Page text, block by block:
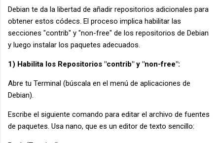
Debian te da la libertad de añadir repositorios adicionales para
obtener estos códecs. El proceso implica habilitar las
secciones "contrib" y "non-free" de los repositorios de Debian
y luego instalar los paquetes adecuados.
1) Habilita los Repositorios "contrib" y "non-free":
Abre tu Terminal (búscala en el menú de aplicaciones de
Debian).
Escribe el siguiente comando para editar el archivo de fuentes
de paquetes. Usa nano, que es un editor de texto sencillo: